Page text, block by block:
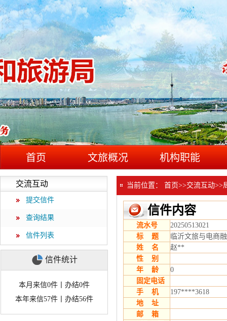
首页 文旅概况 机构职能
交流互动
提交信件
查询结果
信件列表
信件统计
本月来信0件丨办结0件
本年来信57件丨办结56件
当前位置： 首页>>交流互动>>
信件内容
流水号
20250513021
标 题
临沂文旅与电商
姓 名
赵**
性 别
年 龄
0
固定电话
手 机
197****3618
地 址
邮 箱